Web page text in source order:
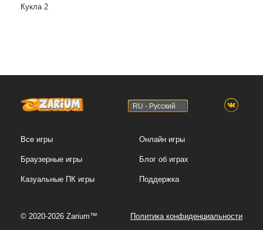
Кукла 2
RU - Русский
Все игры
Браузерные игры
Казуальные ПК игры
Онлайн игры
Блог об играх
Поддержка
© 2020-2026 Zarium™ Политика конфиденциальности